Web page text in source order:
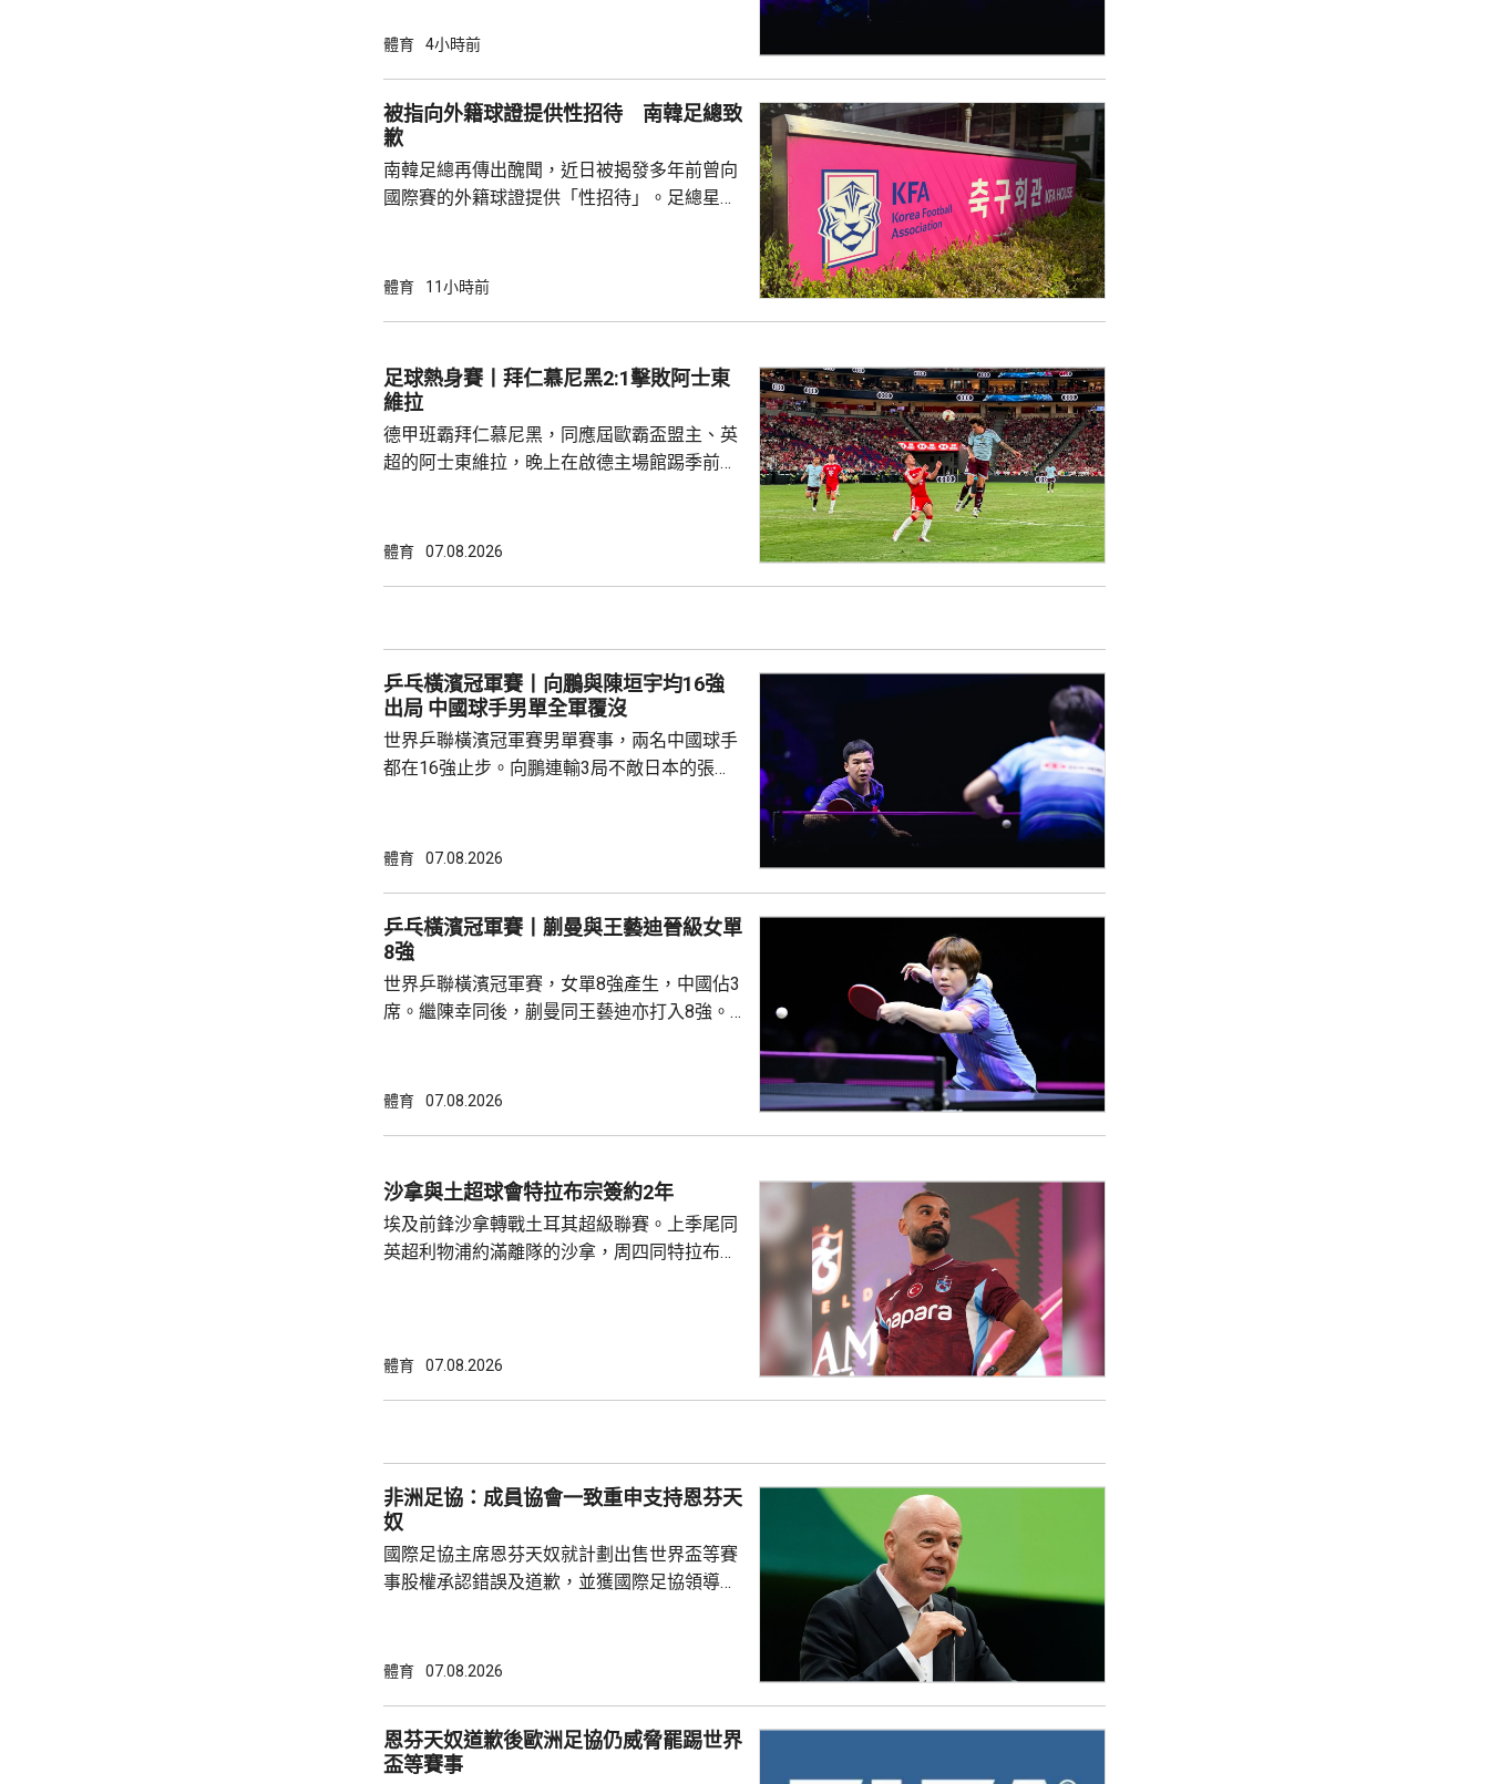
進入狀態，連贏3局11:7、11:8及11:4；早田希
局。 張本美和在晚上的另一場8強賽，對戰南
韓一姐申裕斌，同樣以4:1勝出，在4強將會
對...
體育 4小時前
被指向外籍球證提供性招待 南韓足總致
歉
南韓足總再傳出醜聞，近日被揭發多年前曾向
國際賽的外籍球證提供「性招待」。足總星期
革，保證加強組織內部的透明度和誠信，以滿
月至翌年3月期間，曾在首爾、蔚山等地的風
俗場所，向十多名外籍球證提供「性招待」，
體育 11小時前
足球熱身賽丨拜仁慕尼黑2:1擊敗阿士東
維拉
德甲班霸拜仁慕尼黑，同應屆歐霸盃盟主、英
超的阿士東維拉，晚上在啟德主場館踢季前熱
射，貼柱出底線，之後阿歷山大柏夫洛域在禁
局。維拉上半場未見具威脅的組織及攻門。 下
半場初段，維拉曾有一次罰球，但...
體育 07.08.2026
乒乓橫濱冠軍賽丨向鵬與陳垣宇均16強
出局 中國球手男單全軍覆沒
世界乒聯橫濱冠軍賽男單賽事，兩名中國球手
都在16強止步。向鵬連輸3局不敵日本的張本
球手，全軍覆沒。 法國的艾歷斯勒布倫，先失
局數3:1戰勝美國的賈哈，8強對手是南韓的吳
晙誠。至於張禹珍就會硬撼頭號種子松島輝
空。
體育 07.08.2026
乒乓橫濱冠軍賽丨蒯曼與王藝迪晉級女單
8強
世界乒聯橫濱冠軍賽，女單8強產生，中國佔3
席。繼陳幸同後，蒯曼同王藝迪亦打入8強。
11:6，將與日本的早日希娜爭入4強。早日希
「刁時」輸14:16，但之後表現漸入佳境，連
贏11:8、11:5及11:8反勝，8強會遇...
體育 07.08.2026
沙拿與土超球會特拉布宗簽約2年
埃及前鋒沙拿轉戰土耳其超級聯賽。上季尾同
英超利物浦約滿離隊的沙拿，周四同特拉布宗
加盟是希望為特拉布宗奪取錦標及榮譽。 特拉
體育 07.08.2026
非洲足協：成員協會一致重申支持恩芬天
奴
國際足協主席恩芬天奴就計劃出售世界盃等賽
事股權承認錯誤及道歉，並獲國際足協領導層
非洲足球的支持。主席莫特塞佩表示，歡迎國
態，與歐洲足協的立場完全不同。歐洲足協重
申，對恩芬天奴擔任國際足協主席已失去信
體育 07.08.2026
恩芬天奴道歉後歐洲足協仍威脅罷踢世界
盃等賽事